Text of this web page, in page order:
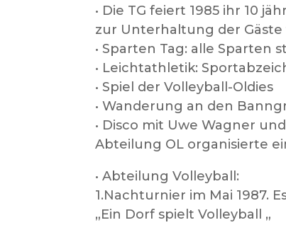
• Die TG feiert 1985 ihr 10
zur Unterhaltung der
• Sparten Tag: alle Sparten
• Leichtathletik:
• Spiel der Volleyball-Oldies
• Wanderung an den
• Disco mit Uwe Wagner
Abteilung OL organisierte
• Abteilung Volleyball:
1.Nachturnier im Mai 1987.
„Ein Dorf spielt Volleyball „